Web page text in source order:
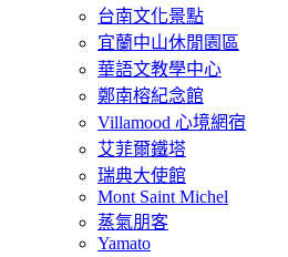
台南文化景點
宜蘭中山休閒園區
華語文教學中心
鄭南榕紀念館
Villamood 心境網宿
艾菲爾鐵塔
瑞典大使館
Mont Saint Michel
蒸氣朋客
Yamato